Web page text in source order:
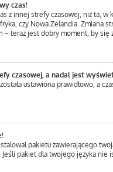
czas!
z innej strefy czasowej, niż ta, w
czy Nowa Zelandia. Zmiana
– teraz jest dobry moment, by się
czasowej, a nadal jest
ustawiona prawidłowo, a
pakietu zawierającego
pakiet dla twojego języka